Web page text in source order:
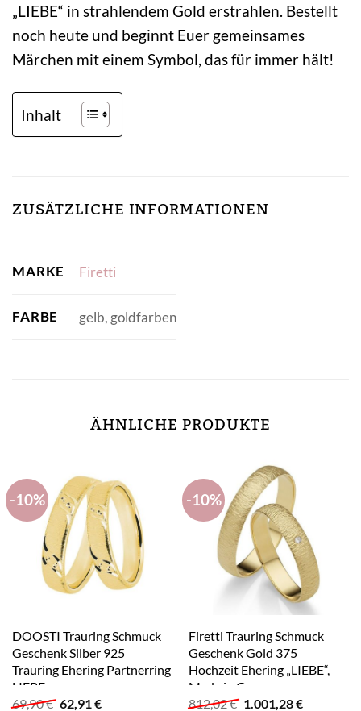
„LIEBE“ in strahlendem Gold erstrahlen. Bestellt
noch heute und beginnt Euer gemeinsames
Märchen mit einem Symbol, das für immer hält!
Inhalt
ZUSÄTZLICHE INFORMATIONEN
MARKE Firetti
FARBE gelb, goldfarben
ÄHNLICHE PRODUKTE
-10%
DOOSTI Trauring Schmuck
Geschenk Silber 925
Trauring Ehering Partnerring
LIEBE
69,90€ Ursprünglicher
62,91 €Aktueller
-10%
Firetti Trauring Schmuck
Geschenk Gold 375
Hochzeit Ehering „LIEBE“,
Made in Germany,
wahlweise mit oder ohne
812,02€ Ursprünglicher
1.001,28€Aktueller